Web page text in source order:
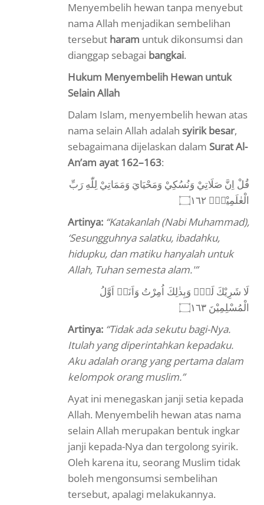
Menyembelih hewan tanpa menyebut
nama Allah menjadikan sembelihan
tersebut haram untuk dikonsumsi dan
dianggap sebagai bangkai.
Hukum Menyembelih Hewan untuk
Selain Allah
Dalam Islam, menyembelih hewan atas
nama selain Allah adalah syirik besar,
sebagaimana dijelaskan dalam Surat Al-
An’am ayat 162–163:
قُلْ اِنَّ صَلَاتِيْ وَنُسُكِيْ وَمَحْيَايَ وَمَمَاتِيْ لِلّٰهِ رَبِّ
الْعٰلَمِيْنَۙ ۝١٦٢
Artinya: “Katakanlah (Nabi Muhammad),
‘Sesungguhnya salatku, ibadahku,
hidupku, dan matiku hanyalah untuk
Allah, Tuhan semesta alam.'”
لَا شَرِيْكَ لَهٗۚ وَبِذٰلِكَ اُمِرْتُ وَاَنَا۠ اَوَّلُ
الْمُسْلِمِيْنَ ۝١٦٣
Artinya: “Tidak ada sekutu bagi-Nya.
Itulah yang diperintahkan kepadaku.
Aku adalah orang yang pertama dalam
kelompok orang muslim.”
Ayat ini menegaskan janji setia kepada
Allah. Menyembelih hewan atas nama
selain Allah merupakan bentuk ingkar
janji kepada-Nya dan tergolong syirik.
Oleh karena itu, seorang Muslim tidak
boleh mengonsumsi sembelihan
tersebut, apalagi melakukannya.